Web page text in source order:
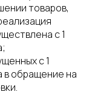
товаров,
с 1
с 1
в обращение на